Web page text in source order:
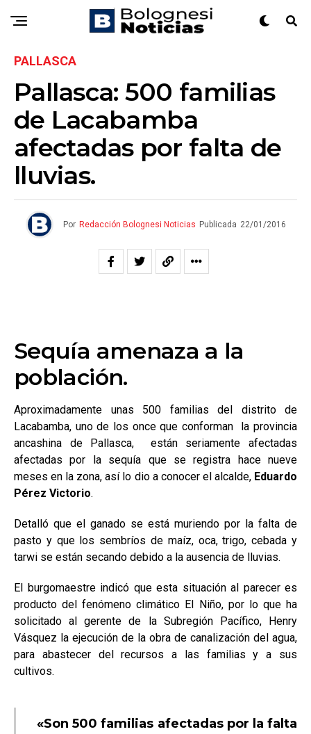
PALLASCA
Pallasca: 500 familias
de Lacabamba
afectadas por falta de
lluvias.
Por Redacción Bolognesi Noticias Publicada 22/01/2016
Sequía amenaza a la
población.
Aproximadamente unas 500 familias del distrito de
Lacabamba, uno de los once que conforman la provincia
ancashina de Pallasca, están seriamente afectadas
afectadas por la sequía que se registra hace nueve
meses en la zona, así lo dio a conocer el alcalde, Eduardo
Pérez Victorio.
Detalló que el ganado se está muriendo por la falta de
pasto y que los sembríos de maíz, oca, trigo, cebada y
tarwi se están secando debido a la ausencia de lluvias.
El burgomaestre indicó que esta situación al parecer es
producto del fenómeno climático El Niño, por lo que ha
solicitado al gerente de la Subregión Pacífico, Henry
Vásquez la ejecución de la obra de canalización del agua,
para abastecer del recursos a las familias y a sus
cultivos.
«Son 500 familias afectadas por la falta